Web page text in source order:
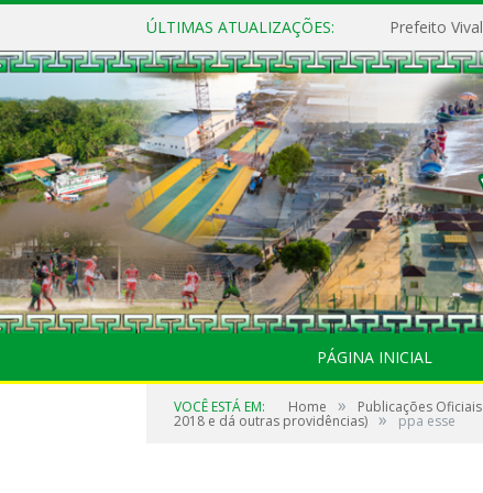
ÚLTIMAS ATUALIZAÇÕES:
PÁGINA INICIAL
VOCÊ ESTÁ EM: Home » Publicações Oficiais
2018 e dá outras providências) » ppa esse